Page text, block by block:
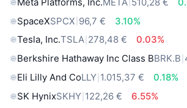
SpaceXSPCX 96,7 €
3.10%
Tesla, Inc.TSLA 278,48 €
0.03%
Berkshire Hathaway Inc Class BBRK.B
Eli Lilly And CoLLY 1.015,37 €
0.18%
SK HynixSKHY 122,26 €
6.55%